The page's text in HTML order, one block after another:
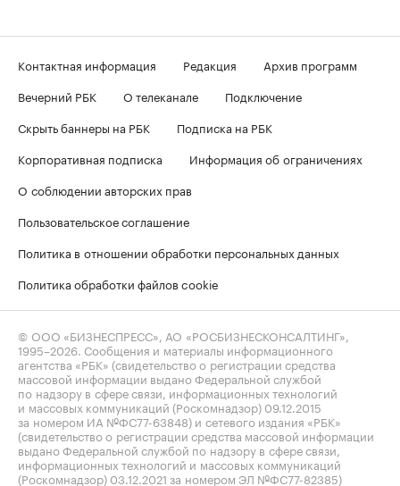
Контактная информация Редакция
Архив программ
Вечерний РБК
О телеканале
Подключение
Скрыть баннеры на РБК
Подписка на РБК
Корпоративная подписка
Информация об ограничениях
О соблюдении авторских прав
Пользовательское соглашение
Политика в отношении обработки персональных данных
Политика обработки файлов cookie
© ООО «БИЗНЕСПРЕСС», АО «РОСБИЗНЕСКОНСАЛТИНГ»,
1995–2026 . Сообщения и материалы информационного
агентства «РБК» (свидетельство о регистрации средства
массовой информации выдано Федеральной службой
по надзору в сфере связи, информационных технологий
и массовых коммуникаций (Роскомнадзор) 09.12.2015
за номером ИА №ФС77-63848) и сетевого издания «РБК»
(свидетельство о регистрации средства массовой информации
выдано Федеральной службой по надзору в сфере связи,
информационных технологий и массовых коммуникаций
(Роскомнадзор) 03.12.2021 за номером ЭЛ №ФС77-82385)